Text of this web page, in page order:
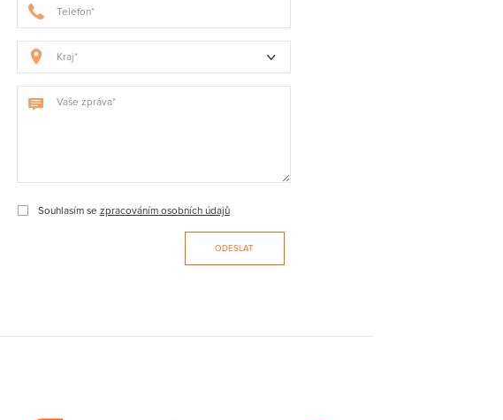
Souhlasím se zpracováním osobních údajů
ODESLAT